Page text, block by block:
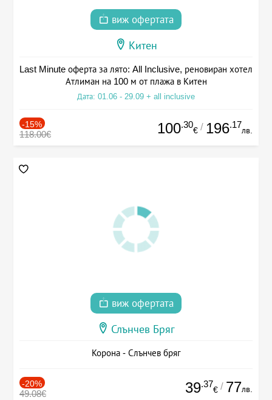
виж офертата
Китен
Last Minute оферта за лято: All Inclusive, реновиран хотел
Атлиман на 100 м от плажа в Китен
Дата: 01.06 - 29.09 + all inclusive
-15%
118.00€ 100.30
€ / 196.17
лв.
виж офертата
Слънчев Бряг
Корона - Слънчев бряг
-20%
49.08€ 39.37
€ / 77лв.